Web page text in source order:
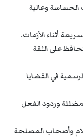
الحساسة وعالية
أثناء الأزمات.
على الثقة
في القضايا
وردود الفعل
وأصحاب المصلحة